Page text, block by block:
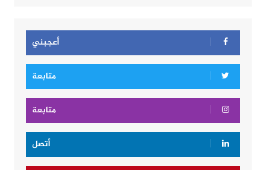
أعجبني
متابعة
متابعة
أتصل